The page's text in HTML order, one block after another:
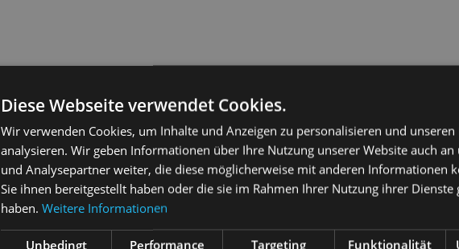
Diese Webseite verwendet Cookies.
Wir verwenden Cookies, um Inhalte und Anzeigen zu personalisieren und
analysieren. Wir geben Informationen über Ihre Nutzung unserer Website auch an
und Analysepartner weiter, die diese möglicherweise mit anderen Informationen
Sie ihnen bereitgestellt haben oder die sie im Rahmen Ihrer Nutzung ihrer Dienste
haben. Weitere Informationen
Unbedingt
Performance Targeting Funktionalität